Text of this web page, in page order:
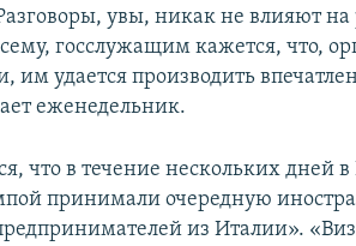
увы, никак не влияют
госслужащим кажется, что,
им удается производить
еженедельник.
что в течение нескольких
принимали очередную
из Италии».